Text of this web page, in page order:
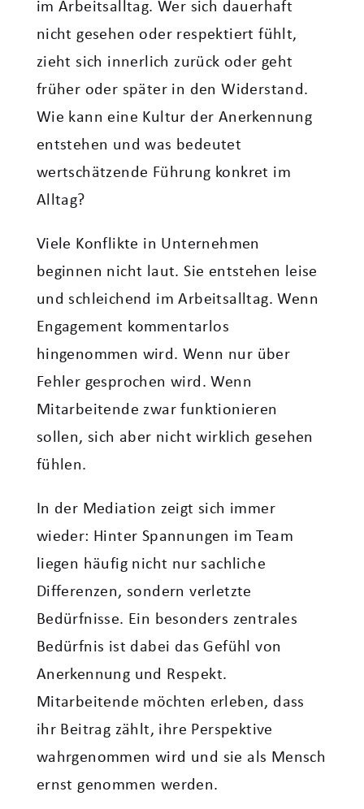
im Arbeitsalltag. Wer sich dauerhaft
nicht gesehen oder respektiert fühlt,
zieht sich innerlich zurück oder geht
früher oder später in den Widerstand.
Wie kann eine Kultur der Anerkennung
entstehen und was bedeutet
wertschätzende Führung konkret im
Alltag?
Viele Konflikte in Unternehmen
beginnen nicht laut. Sie entstehen leise
und schleichend im Arbeitsalltag. Wenn
Engagement kommentarlos
hingenommen wird. Wenn nur über
Fehler gesprochen wird. Wenn
Mitarbeitende zwar funktionieren
sollen, sich aber nicht wirklich gesehen
fühlen.
In der Mediation zeigt sich immer
wieder: Hinter Spannungen im Team
liegen häufig nicht nur sachliche
Differenzen, sondern verletzte
Bedürfnisse. Ein besonders zentrales
Bedürfnis ist dabei das Gefühl von
Anerkennung und Respekt.
Mitarbeitende möchten erleben, dass
ihr Beitrag zählt, ihre Perspektive
wahrgenommen wird und sie als Mensch
ernst genommen werden.